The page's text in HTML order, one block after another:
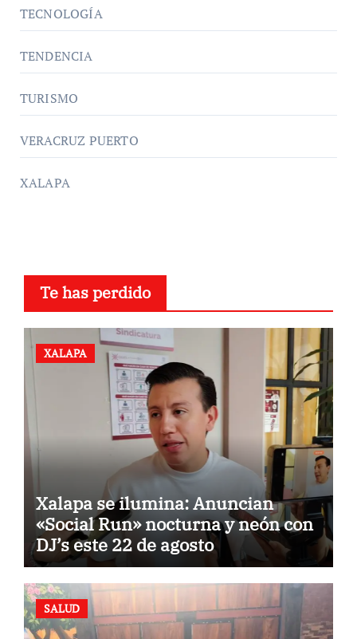
TECNOLOGÍA
TENDENCIA
TURISMO
VERACRUZ PUERTO
XALAPA
Te has perdido
XALAPA
Xalapa se ilumina: Anuncian
«Social Run» nocturna y neón con
DJ’s este 22 de agosto
SALUD